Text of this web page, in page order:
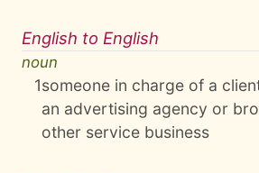
English to English
noun
1someone in charge of a
an advertising agency or
other service business